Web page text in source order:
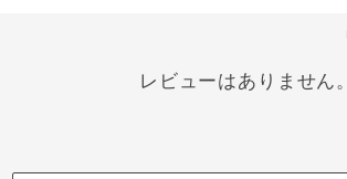
レビューはありません。